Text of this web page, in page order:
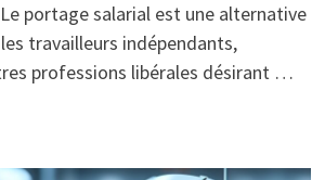
portage salarial est une alternative
travailleurs indépendants,
professions libérales désirant …